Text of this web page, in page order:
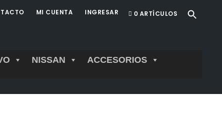
MI CUENTA INGRESAR 0 ARTÍCULOS
NISSAN ACCESORIOS